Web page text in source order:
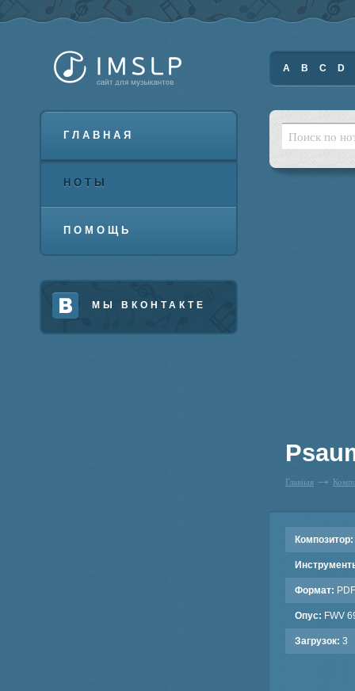
ГЛАВНАЯ
НОТЫ
ПОМОЩЬ
МЫ ВКОНТАКТЕ
A B C D
Главная
Композитор:
Формат: PDF
Опус: FWV
Загрузок: 3